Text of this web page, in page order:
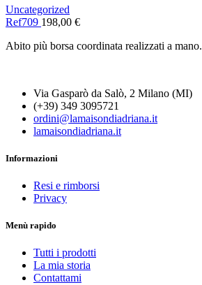
Uncategorized
Ref709 198,00 €
Abito più borsa coordinata realizzati a mano.
Via Gasparò da Salò, 2 Milano (MI)
(+39) 349 3095721
ordini@lamaisondiadriana.it
lamaisondiadriana.it
Informazioni
Resi e rimborsi
Privacy
Menù rapido
Tutti i prodotti
La mia storia
Contattami